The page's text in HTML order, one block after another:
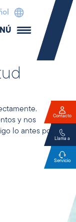
y nos
lo antes posible.
Contacto
Llama a
Servicio